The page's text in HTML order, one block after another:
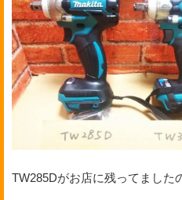
TW285Dがお店に残ってました